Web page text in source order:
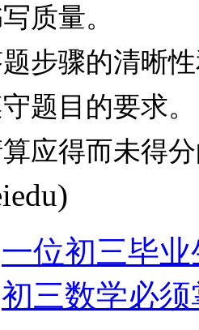
质量。
步骤的清晰
题目的要求。
应得而未得
一位初三毕
初三数学必